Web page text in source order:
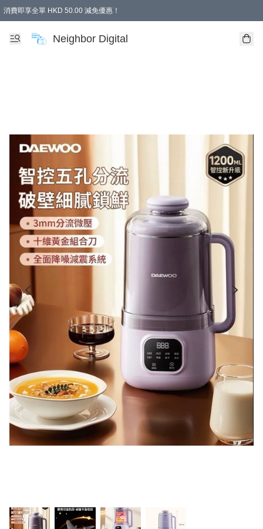
消費即享全單 HKD 50.00 減免優惠！
Neighbor Digital